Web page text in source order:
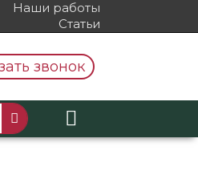
Наши работы
Статьи
звонок